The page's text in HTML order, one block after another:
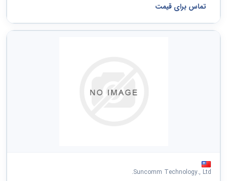
تماس برای قیمت
Suncomm Technology., Ltd.